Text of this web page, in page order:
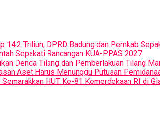
14,2 Triliun, DPRD Badung dan Pemkab
Sepakati Rancangan KUA-PPAS 2027
Denda Tilang dan Pemberlakuan Tilang
Aset Harus Menunggu Putusan
HUT Ke-81 Kemerdekaan RI di